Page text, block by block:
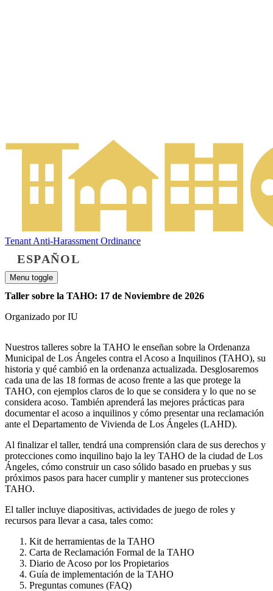
Tenant Anti-Harassment Ordinance
ESPAÑOL
Menu toggle
Taller sobre la TAHO: 17 de Noviembre de 2026
Organizado por IU
Nuestros talleres sobre la TAHO le enseñan sobre la Ordenanza
Municipal de Los Ángeles contra el Acoso a Inquilinos (TAHO), su
historia y qué cambió en la ordenanza actualizada. Desglosaremos
cada una de las 18 formas de acoso frente a las que protege la
TAHO, con ejemplos claros de lo que se considera y lo que no se
considera acoso. También aprenderá las mejores prácticas para
documentar el acoso a inquilinos y cómo presentar una reclamación
ante el Departamento de Vivienda de Los Ángeles (LAHD).
Al finalizar el taller, tendrá una comprensión clara de sus derechos y
protecciones como inquilino bajo la ley TAHO de la ciudad de Los
Ángeles, cómo construir un caso sólido basado en pruebas y sus
próximos pasos para hacer cumplir y mantener sus protecciones
TAHO.
El taller incluye diapositivas, actividades de juego de roles y
recursos para llevar a casa, tales como:
Kit de herramientas de la TAHO
Carta de Reclamación Formal de la TAHO
Diario de Acoso por los Propietarios
Guía de implementación de la TAHO
Preguntas comunes (FAQ)